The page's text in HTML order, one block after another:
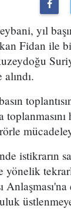
yıl
Fidan ile
istikrarın